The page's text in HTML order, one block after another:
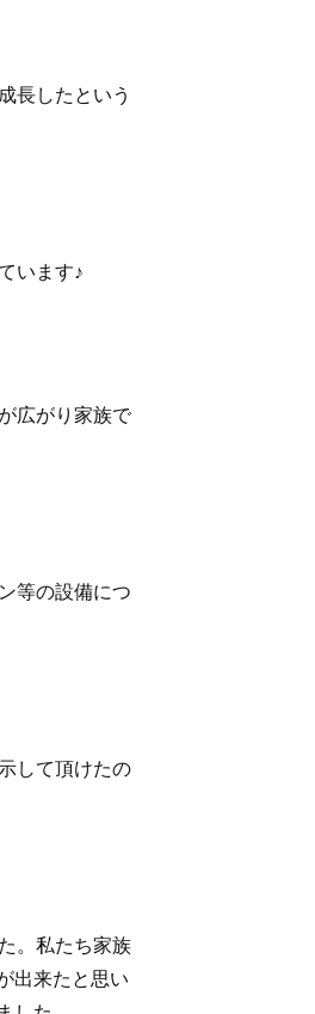
長したという
います♪
広がり家族で
等の設備につ
して頂けたの
。私たち家族
出来たと思い